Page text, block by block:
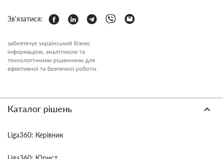
Зв'язатися:
забезпечує український бізнес
інформацією, аналітикою та
технологічними рішеннями для
ефективної та безпечної роботи.
Каталог рішень
Liga360: Керівник